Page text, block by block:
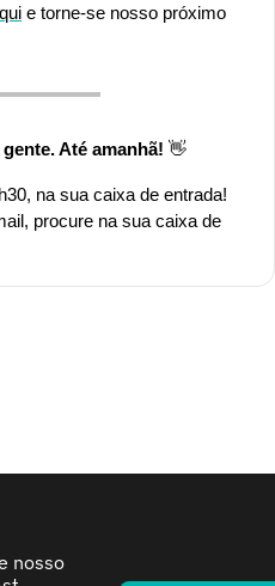
e torne-se nosso próximo
Até amanhã! 👋
na sua caixa de entrada!
procure na sua caixa de
nosso